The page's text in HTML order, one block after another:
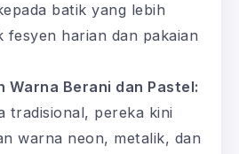
batik yang lebih
fesyen harian dan pakaian
Warna Berani dan Pastel:
tradisional, pereka kini
warna neon, metalik, dan